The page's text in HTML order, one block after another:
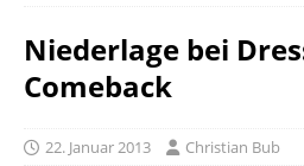
Niederlage bei
Comeback
22. Januar 2013 Christian Bub